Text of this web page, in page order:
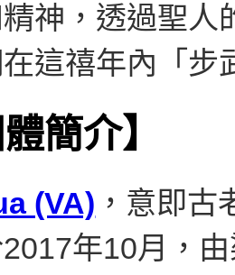
神，透過聖人
這禧年內「步
簡介】
(VA) ，意即
年10月，